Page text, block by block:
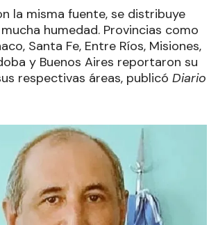
la misma fuente, se distribuye
humedad. Provincias como
Santa Fe, Entre Ríos, Misiones,
y Buenos Aires reportaron su
respectivas áreas, publicó Diario